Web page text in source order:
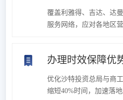
覆盖利雅得、吉达、达
服务网络，应对各地区营
办理时效保障优
优化沙特投资总局与商
缩短40%时间，加速落地